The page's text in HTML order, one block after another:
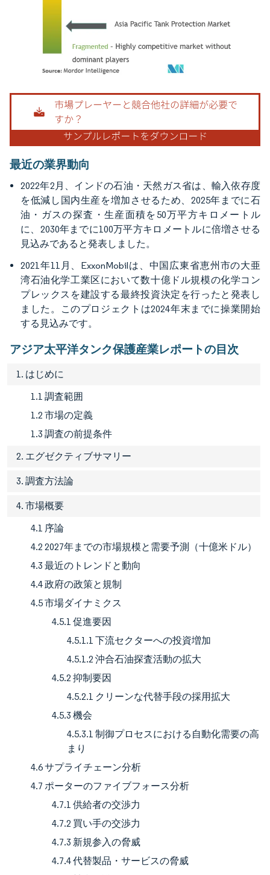
画像 © Mordor Intelligence。再利用にはCC BY 4.0の表示が必要です。
最近の業界動向
2022年2月、インドの石油・天然ガス省は、輸入依存度
を低減し国内生産を増加させるため、2025年までに石
油・ガスの探査・生産面積を50万平方キロメートル
に、2030年までに100万平方キロメートルに倍増させる
見込みであると発表しました。
2021年11月、ExxonMobilは、中国広東省恵州市の大亜
湾石油化学工業区において数十億ドル規模の化学コン
プレックスを建設する最終投資決定を行ったと発表し
ました。このプロジェクトは2024年末までに操業開始
する見込みです。
アジア太平洋タンク保護産業レポートの目次
1. はじめに
1.1 調査範囲
1.2 市場の定義
1.3 調査の前提条件
2. エグゼクティブサマリー
3. 調査方法論
4. 市場概要
4.1 序論
4.2 2027年までの市場規模と需要予測（十億米ドル）
4.3 最近のトレンドと動向
4.4 政府の政策と規制
4.5 市場ダイナミクス
4.5.1 促進要因
4.5.1.1 下流セクターへの投資増加
4.5.1.2 沖合石油探査活動の拡大
4.5.2 抑制要因
4.5.2.1 クリーンな代替手段の採用拡大
4.5.3 機会
4.5.3.1 制御プロセスにおける自動化需要の高
まり
4.6 サプライチェーン分析
4.7 ポーターのファイブフォース分析
4.7.1 供給者の交渉力
4.7.2 買い手の交渉力
4.7.3 新規参入の脅威
4.7.4 代替製品・サービスの脅威